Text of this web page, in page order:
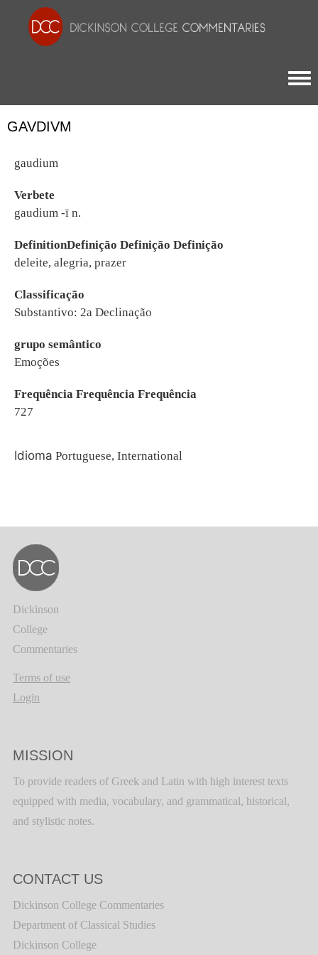
GAVDIVM
gaudium
Verbete
gaudium -ī n.
DefinitionDefinição Definição Definição
deleite, alegria, prazer
Classificação
Substantivo: 2a Declinação
grupo semântico
Emoções
Frequência Frequência Frequência
727
Idioma Portuguese, International
Dickinson
College
Commentaries
Terms of use
Login
MISSION
To provide readers of Greek and Latin with high interest texts
equipped with media, vocabulary, and grammatical, historical,
and stylistic notes.
CONTACT US
Dickinson College Commentaries
Department of Classical Studies
Dickinson College